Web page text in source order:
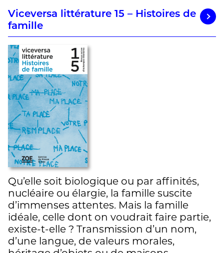
Viceversa littérature 15 – Histoires de
famille
Qu’elle soit biologique ou par affinités,
nucléaire ou élargie, la famille suscite
d’immenses attentes. Mais la famille
idéale, celle dont on voudrait faire partie,
existe-t-elle ? Transmission d’un nom,
d’une langue, de valeurs morales,